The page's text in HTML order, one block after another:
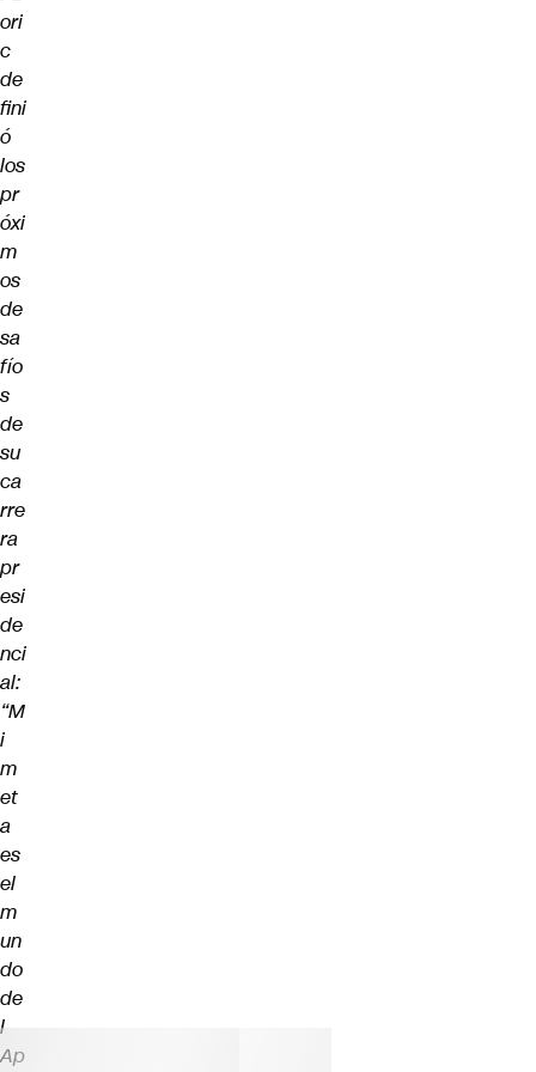
ori
c
de
fini
ó
los
pr
óxi
m
os
de
sa
fío
s
de
su
ca
rre
ra
pr
esi
de
nci
al:
“M
i
m
et
a
es
el
m
un
do
de
l
Ap